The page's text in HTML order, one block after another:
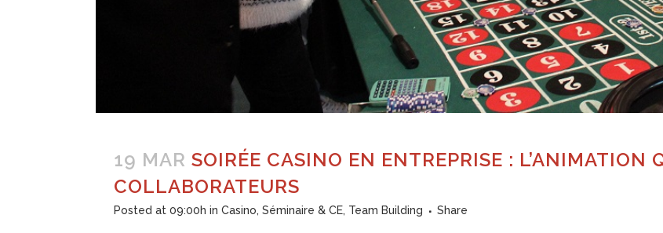
19 MAR SOIRÉE CASINO EN ENTREPRISE : L’ANIMATION
COLLABORATEURS
Posted at 09:00h in Casino, Séminaire & CE, Team Building Share